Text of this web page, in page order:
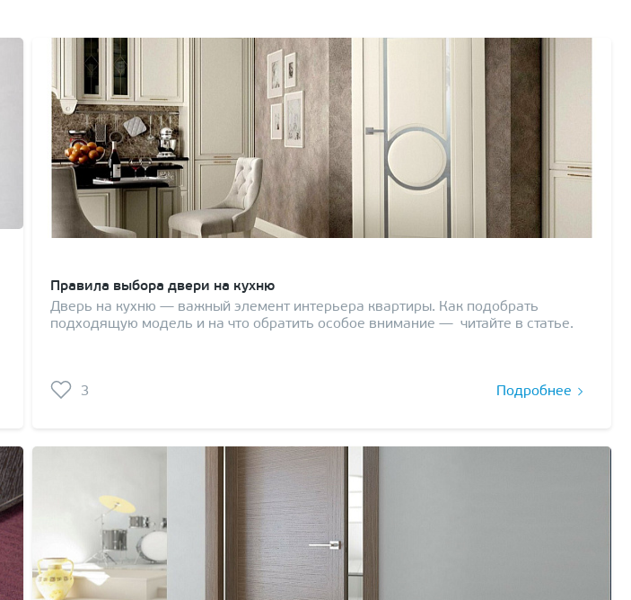
Правила выбора двери на кухню
Дверь на кухню — важный элемент интерьера квартиры. Как подобрать
подходящую модель и на что обратить особое внимание — читайте в статье.
3 Подробнее